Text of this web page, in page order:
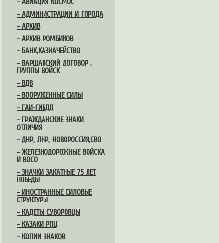
– АВИАЦИЯ КОСМОС
– АДМИНИСТРАЦИИ И ГОРОДА
– АРХИВ
– АРХИВ РОМБИКОВ
– БАНК,КАЗНАЧЕЙСТВО
– ВАРШАВСКИЙ ДОГОВОР ,
ГРУППЫ ВОЙСК
– ВДВ
– ВООРУЖЕННЫЕ СИЛЫ
– ГАИ-ГИБДД
– ГРАЖДАНСКИЕ ЗНАКИ
ОТЛИЧИЯ
– ДНР, ЛНР, НОВОРОССИЯ,СВО
– ЖЕЛЕЗНОДОРОЖНЫЕ ВОЙСКА
И ВОСО
– ЗНАЧКИ ЗАКАТНЫЕ 75 ЛЕТ
ПОБЕДЫ
– ИНОСТРАННЫЕ СИЛОВЫЕ
СТРУКТУРЫ
– КАДЕТЫ СУВОРОВЦЫ
– КАЗАКИ РПЦ
– КОПИИ ЗНАКОВ